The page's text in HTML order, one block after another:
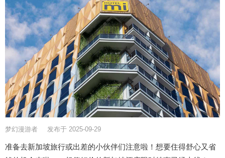
梦幻漫游者 发布于 2025-09-29
准备去新加坡旅行或出差的小伙伴们注意啦！想要住得舒心又省